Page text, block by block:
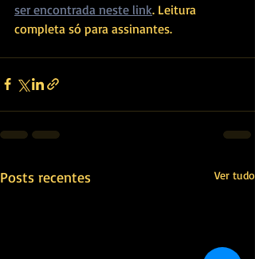
ser encontrada neste link. Leitura
completa só para assinantes.
Posts recentes Ver tudo